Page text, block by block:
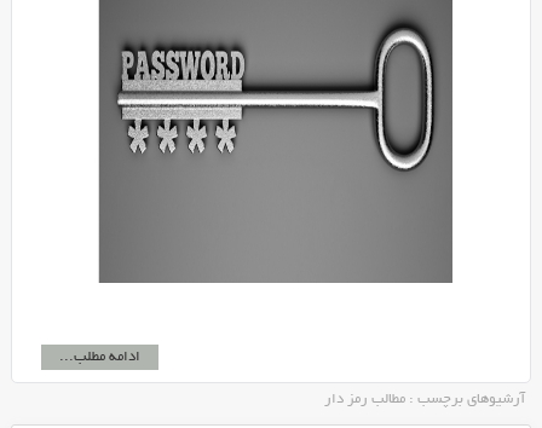
ادامه مطلب...
آرشیوهای برچسب : مطالب رمز دار